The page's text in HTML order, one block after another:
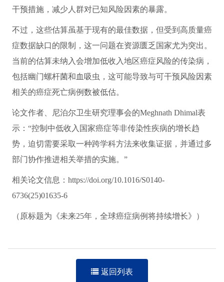
干预措施，减少人群对已知风险因素的暴露。
不过，这些估算虽基于现有的最佳数据，但受到高质量癌
症数据缺口的限制，这一问题在资源匮乏国家尤为突出。
当前的估算未纳入会增加低收入地区癌症风险的传染病，
包括幽门螺杆菌和血吸虫，这可能导致与可干预风险因素
相关的癌症死亡病例数被低估。
论文作者、尼泊尔卫生研究理事会的Meghnath Dhimal表
示：“控制中低收入国家癌症等非传染性疾病的增长趋
势，迫切需要采取一种跨学科方法来收集证据，并通过多
部门协作推进相关举措的实施。”
相关论文信息：https://doi.org/10.1016/S0140-
6736(25)01635-6
（原标题为《未来25年，全球癌症病例将持续增长》）
返回列表